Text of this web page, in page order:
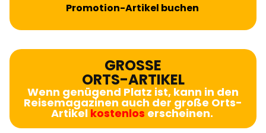
Promotion-Artikel buchen
GROSSE
ORTS-ARTIKEL
Wenn genügend Platz ist, kann in den
Reisemagazinen auch der große Orts-
Artikel kostenlos erscheinen.